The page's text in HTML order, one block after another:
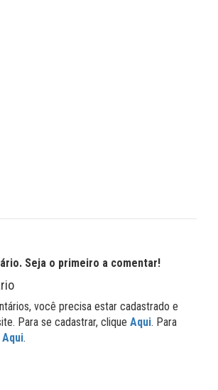
Seja o primeiro a comentar!
você precisa estar cadastrado e
Para se cadastrar, clique Aqui. Para
Aqui.